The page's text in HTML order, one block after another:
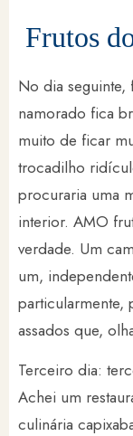
Frutos
No dia seguinte,
namorado fica
muito de ficar
trocadilho
procuraria uma
interior. AMO
verdade. Um
um,
particularmente,
assados que,
Terceiro dia:
Achei um
culinária